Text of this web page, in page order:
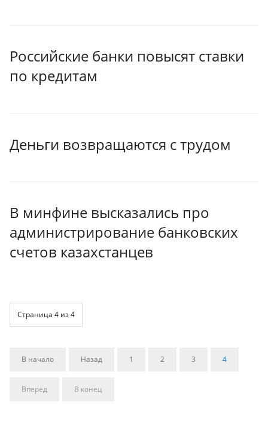
Российские банки повысят ставки
по кредитам
Деньги возвращаются с трудом
В минфине высказались про
администрирование банковских
счетов казахстанцев
Страница 4 из 4
В начало Назад 1 2 3 4
Вперед В конец